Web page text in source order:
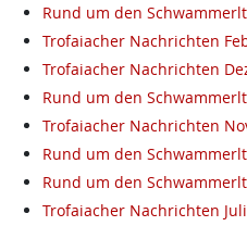
Rund um den
Trofaiacher Nachrichten
Trofaiacher Nachrichten
Rund um den
Trofaiacher Nachrichten
Rund um den
Rund um den
Trofaiacher Nachrichten